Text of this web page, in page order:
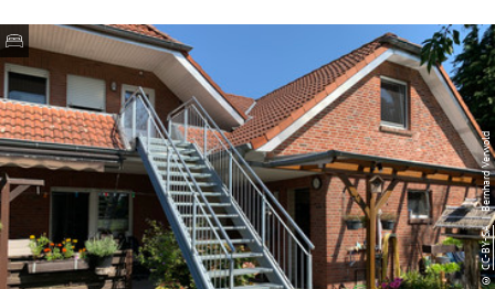
©
CC-BY-SA
| Bernhard Verwold